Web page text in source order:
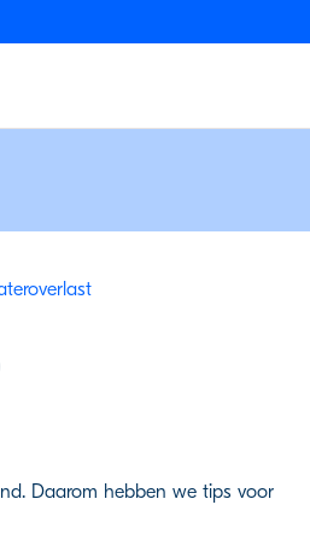
Daarom hebben we tips voor